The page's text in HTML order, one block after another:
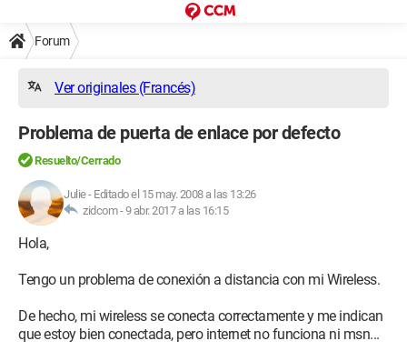
Forum
Ver originales (Francés)
Problema de puerta de enlace por defecto
Resuelto/Cerrado
Julie- Editado el 15 may. 2008 a las 13:26
zidcom -9 abr. 2017 a las 16:15
Hola,
Tengo un problema de conexión a distancia con mi Wireless.
De hecho, mi wireless se conecta correctamente y me indican
que estoy bien conectada, pero internet no funciona ni msn...